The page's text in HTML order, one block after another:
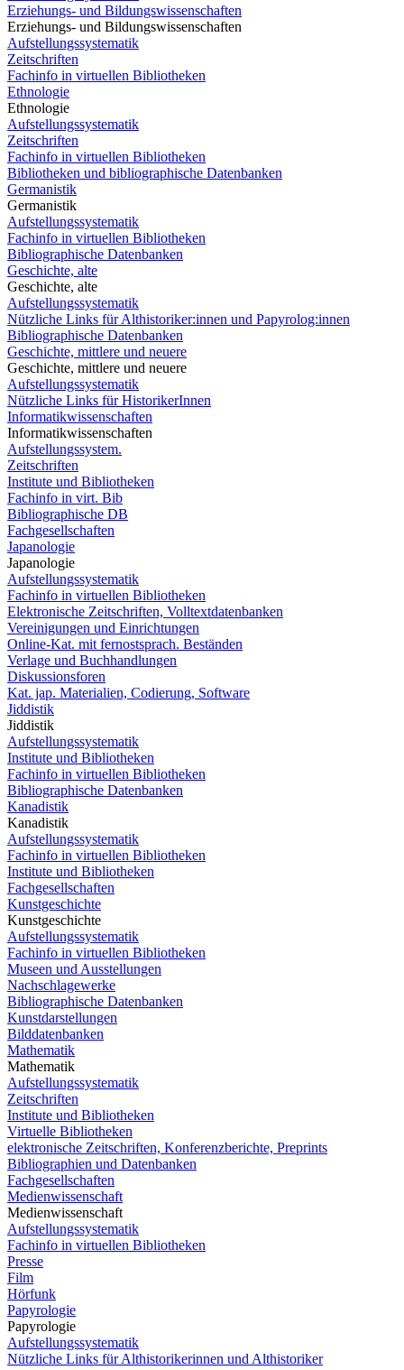
Erziehungs- und Bildungswissenschaften
Erziehungs- und Bildungswissenschaften
Aufstellungssystematik
Zeitschriften
Fachinfo in virtuellen Bibliotheken
Ethnologie
Ethnologie
Aufstellungssystematik
Zeitschriften
Fachinfo in virtuellen Bibliotheken
Bibliotheken und bibliographische Datenbanken
Germanistik
Germanistik
Aufstellungssystematik
Fachinfo in virtuellen Bibliotheken
Bibliographische Datenbanken
Geschichte, alte
Geschichte, alte
Aufstellungssystematik
Nützliche Links für Althistoriker:innen und Papyrolog:innen
Bibliographische Datenbanken
Geschichte, mittlere und neuere
Geschichte, mittlere und neuere
Aufstellungssystematik
Nützliche Links für HistorikerInnen
Informatikwissenschaften
Informatikwissenschaften
Aufstellungssystem.
Zeitschriften
Institute und Bibliotheken
Fachinfo in virt. Bib
Bibliographische DB
Fachgesellschaften
Japanologie
Japanologie
Aufstellungssystematik
Fachinfo in virtuellen Bibliotheken
Elektronische Zeitschriften, Volltextdatenbanken
Vereinigungen und Einrichtungen
Online-Kat. mit fernostsprach. Beständen
Verlage und Buchhandlungen
Diskussionsforen
Kat. jap. Materialien, Codierung, Software
Jiddistik
Jiddistik
Aufstellungssystematik
Institute und Bibliotheken
Fachinfo in virtuellen Bibliotheken
Bibliographische Datenbanken
Kanadistik
Kanadistik
Aufstellungssystematik
Fachinfo in virtuellen Bibliotheken
Institute und Bibliotheken
Fachgesellschaften
Kunstgeschichte
Kunstgeschichte
Aufstellungssystematik
Fachinfo in virtuellen Bibliotheken
Museen und Ausstellungen
Nachschlagewerke
Bibliographische Datenbanken
Kunstdarstellungen
Bilddatenbanken
Mathematik
Mathematik
Aufstellungssystematik
Zeitschriften
Institute und Bibliotheken
Virtuelle Bibliotheken
elektronische Zeitschriften, Konferenzberichte, Preprints
Bibliographien und Datenbanken
Fachgesellschaften
Medienwissenschaft
Medienwissenschaft
Aufstellungssystematik
Fachinfo in virtuellen Bibliotheken
Presse
Film
Hörfunk
Papyrologie
Papyrologie
Aufstellungssystematik
Nützliche Links für Althistorikerinnen und Althistoriker